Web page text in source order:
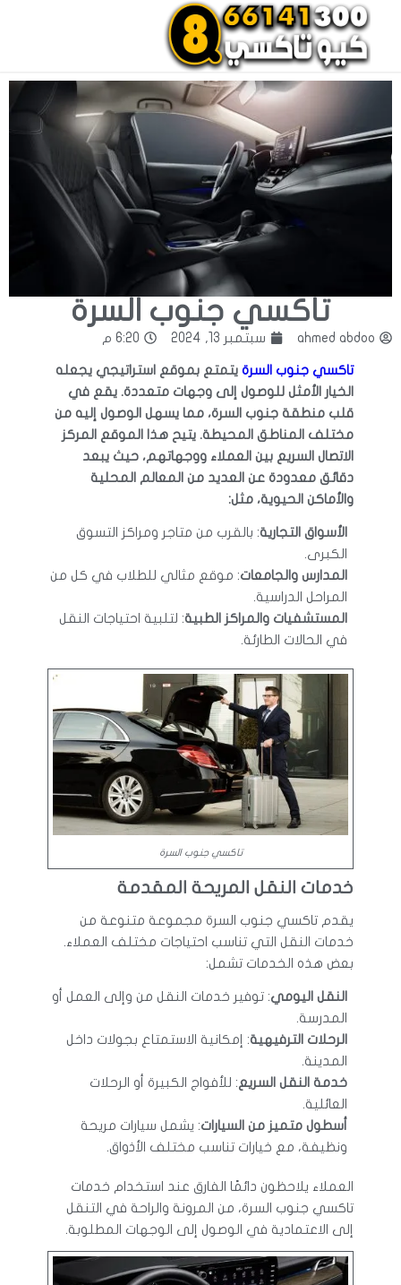
تاكسي جنوب السرة
ahmed abdoo سبتمبر 13, 2024 6:20 م
تاكسي جنوب السرةيتمتع بموقع استراتيجي يجعله
الخيار الأمثل للوصول إلى وجهات متعددة. يقع في
قلب منطقة جنوب السرة، مما يسهل الوصول إليه من
مختلف المناطق المحيطة. يتيح هذا الموقع المركز
الاتصال السريع بين العملاء ووجهاتهم، حيث يبعد
دقائق معدودة عن العديد من المعالم المحلية
والأماكن الحيوية، مثل:
الأسواق التجارية: بالقرب من متاجر ومراكز التسوق
الكبرى.
المدارس والجامعات: موقع مثالي للطلاب في كل من
المراحل الدراسية.
المستشفيات والمراكز الطبية: لتلبية احتياجات النقل
في الحالات الطارئة.
تاكسي جنوب السرة
خدمات النقل المريحة المقدمة
يقدم تاكسي جنوب السرة مجموعة متنوعة من
خدمات النقل التي تناسب احتياجات مختلف العملاء.
بعض هذه الخدمات تشمل:
النقل اليومي: توفير خدمات النقل من وإلى العمل أو
المدرسة.
الرحلات الترفيهية: إمكانية الاستمتاع بجولات داخل
المدينة.
خدمة النقل السريع: للأفواج الكبيرة أو الرحلات
العائلية.
أسطول متميز من السيارات: يشمل سيارات مريحة
ونظيفة، مع خيارات تناسب مختلف الأذواق.
العملاء يلاحظون دائمًا الفارق عند استخدام خدمات
تاكسي جنوب السرة، من المرونة والراحة في التنقل
إلى الاعتمادية في الوصول إلى الوجهات المطلوبة.
احجز تاكسي الان